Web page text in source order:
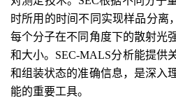
时所用 的时间不同 实现样品分离
每个分子在不同角度下的散射光
和大小。SEC-MALS分析能提供
和组装状态的准确信息， 是深入
能的重要工具。